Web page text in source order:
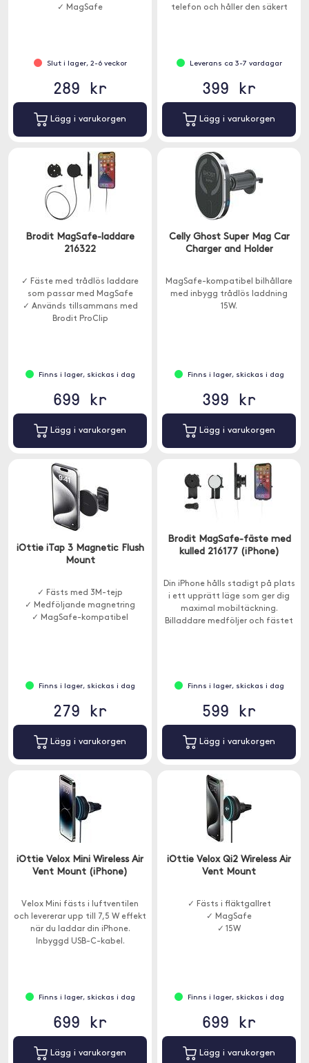
✓ MagSafe
Slut i lager, 2-6 veckor
289 kr
Lägg i varukorgen
telefon och håller den säkert
Leverans ca 3-7 vardagar
399 kr
Lägg i varukorgen
Brodit MagSafe-laddare
216322
✓ Fäste med trådlös laddare
som passar med MagSafe
✓ Används tillsammans med
Brodit ProClip
Finns i lager, skickas i dag
699 kr
Lägg i varukorgen
Celly Ghost Super Mag Car
Charger and Holder
MagSafe-kompatibel bilhållare
med inbygg trådlös laddning
15W.
Finns i lager, skickas i dag
399 kr
Lägg i varukorgen
iOttie iTap 3 Magnetic Flush
Mount
✓ Fästs med 3M-tejp
✓ Medföljande magnetring
✓ MagSafe-kompatibel
Finns i lager, skickas i dag
279 kr
Lägg i varukorgen
Brodit MagSafe-fäste med
kulled 216177 (iPhone)
Din iPhone hålls stadigt på plats
i ett upprätt läge som ger dig
maximal mobiltäckning.
Billaddare medföljer och fästet
Finns i lager, skickas i dag
599 kr
Lägg i varukorgen
iOttie Velox Mini Wireless Air
Vent Mount (iPhone)
Velox Mini fästs i luftventilen
och levererar upp till 7,5 W effekt
när du laddar din iPhone.
Inbyggd USB-C-kabel.
Finns i lager, skickas i dag
699 kr
Lägg i varukorgen
iOttie Velox Qi2 Wireless Air
Vent Mount
✓ Fästs i fläktgallret
✓ MagSafe
✓ 15W
Finns i lager, skickas i dag
699 kr
Lägg i varukorgen